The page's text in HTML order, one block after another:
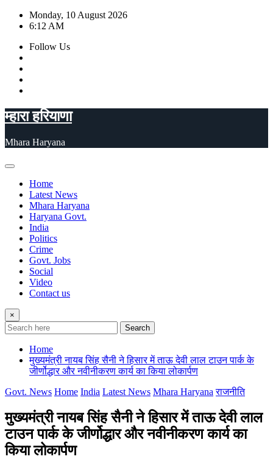
Skip
Monday, 10 August 2026
6:12 AM
Follow Us
म्हारा हरियाणा
Mhara Haryana
Home
Latest News
Mhara Haryana
Haryana Govt.
India
Politics
Crime
Govt. Jobs
Social
Video
Contact us
×
Search
Home
मुख्यमंत्री नायब सिंह सैनी ने हिसार में ताऊ देवी लाल टाउन पार्क के
जीर्णोद्धार और नवीनीकरण कार्य का किया लोकार्पण
Govt. News Home India Latest News Mhara Haryana राजनीति
मुख्यमंत्री नायब सिंह सैनी ने हिसार में ताऊ देवी लाल
टाउन पार्क के जीर्णोद्धार और नवीनीकरण कार्य का
किया लोकार्पण